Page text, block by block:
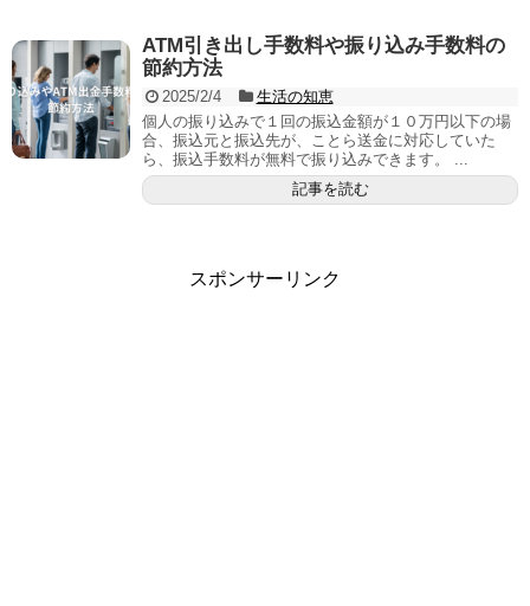
ATM引き出し手数料や振り込み手数料の
節約方法
2025/2/4
生活の知恵
個人の振り込みで１回の振込金額が１０万円以下の場
合、振込元と振込先が、ことら送金に対応していた
ら、振込手数料が無料で振り込みできます。 ...
記事を読む
スポンサーリンク